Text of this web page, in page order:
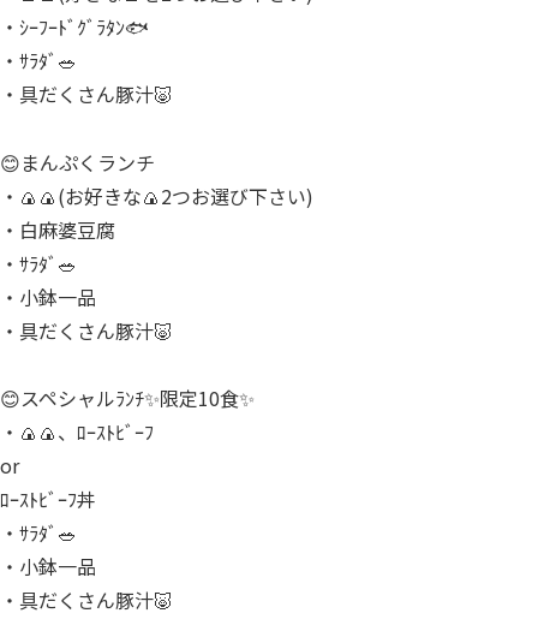
・ｼｰﾌｰﾄﾞｸﾞﾗﾀﾝ🐟
・ｻﾗﾀﾞ🥗
・具だくさん豚汁🐷
😊まんぷくランチ
・🍙🍙(お好きな🍙2つお選び下さい)
・白麻婆豆腐
・ｻﾗﾀﾞ🥗
・小鉢一品
・具だくさん豚汁🐷
😊スペシャルﾗﾝﾁ✨限定10食✨
・🍙🍙、ﾛｰｽﾄﾋﾞｰﾌ
or
ﾛｰｽﾄﾋﾞｰﾌ丼
・ｻﾗﾀﾞ🥗
・小鉢一品
・具だくさん豚汁🐷